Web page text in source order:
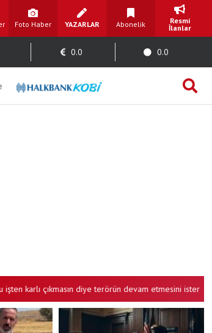
Foto Haber YAZARLAR Abonelik
Resmi
İlanlar
0.0 0.0
çıkmasın diye terörün devam etmesini ister bunlar!